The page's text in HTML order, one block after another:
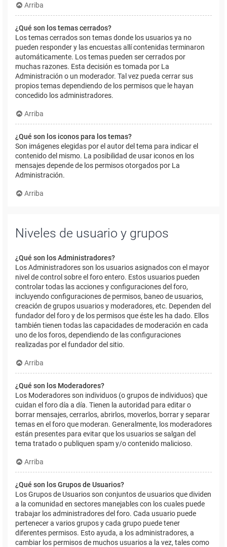
Arriba
¿Qué son los temas cerrados?
Los temas cerrados son temas donde los usuarios ya no
pueden responder y las encuestas allí contenidas terminaron
automáticamente. Los temas pueden ser cerrados por
muchas razones. Esta decisión es tomada por La
Administración o un moderador. Tal vez pueda cerrar sus
propios temas dependiendo de los permisos que le hayan
concedido los administradores.
Arriba
¿Qué son los iconos para los temas?
Son imágenes elegidas por el autor del tema para indicar el
contenido del mismo. La posibilidad de usar iconos en los
mensajes depende de los permisos otorgados por La
Administración.
Arriba
Niveles de usuario y grupos
¿Qué son los Administradores?
Los Administradores son los usuarios asignados con el mayor
nivel de control sobre el foro entero. Estos usuarios pueden
controlar todas las acciones y configuraciones del foro,
incluyendo configuraciones de permisos, baneo de usuarios,
creación de grupos usuarios y moderadores, etc. Dependen del
fundador del foro y de los permisos que éste les ha dado. Ellos
también tienen todas las capacidades de moderación en cada
uno de los foros, dependiendo de las configuraciones
realizadas por el fundador del sitio.
Arriba
¿Qué son los Moderadores?
Los Moderadores son individuos (o grupos de individuos) que
cuidan el foro día a día. Tienen la autoridad para editar o
borrar mensajes, cerrarlos, abrirlos, moverlos, borrar y separar
temas en el foro que moderan. Generalmente, los moderadores
están presentes para evitar que los usuarios se salgan del
tema tratado o publiquen spam y/o contenido malicioso.
Arriba
¿Qué son los Grupos de Usuarios?
Los Grupos de Usuarios son conjuntos de usuarios que dividen
a la comunidad en sectores manejables con los cuales puede
trabajar los administradores del foro. Cada usuario puede
pertenecer a varios grupos y cada grupo puede tener
diferentes permisos. Esto ayuda, a los administradores, a
cambiar los permisos de muchos usuarios a la vez, tales como